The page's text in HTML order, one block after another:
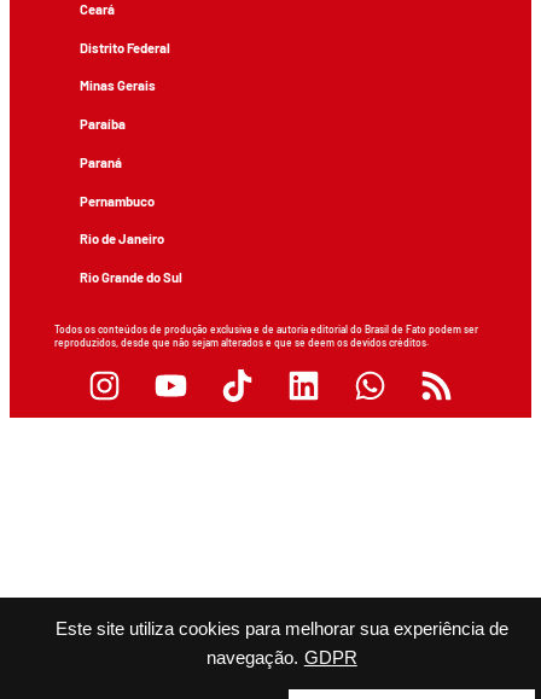
Este site utiliza cookies para melhorar sua experiência de
navegação. GDPR
Ceará
Distrito Federal
Minas Gerais
Paraíba
Paraná
Pernambuco
Rio de Janeiro
Rio Grande do Sul
Todos os conteúdos de produção exclusiva e de autoria editorial do Brasil de Fato podem ser
reproduzidos, desde que não sejam alterados e que se deem os devidos créditos.